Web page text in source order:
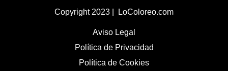
Copyright 2023 | LoColoreo.com
Aviso Legal
Política de Privacidad
Política de Cookies